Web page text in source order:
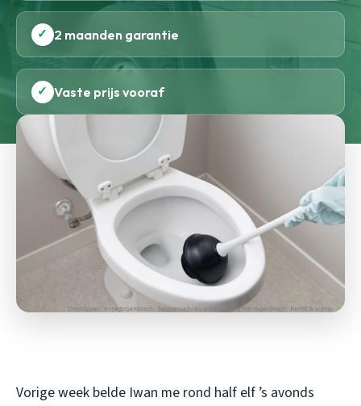
✓ 2 maanden garantie
✓ Vaste prijs vooraf
Vorige week belde Iwan me rond half elf ’s avonds